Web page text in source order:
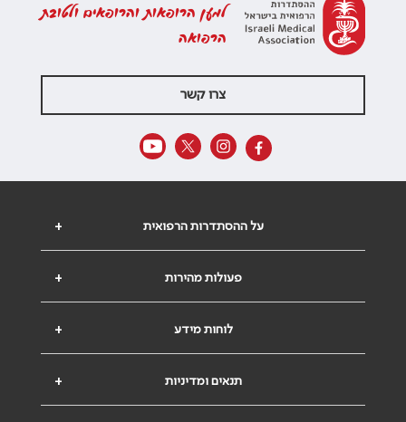
למען הרופאות והרופאים ולטובת
הרפואה
צרו קשר
+ על ההסתדרות הרפואית
+ פעולות מהירות
+ לוחות מידע
+ תנאים ומדיניות